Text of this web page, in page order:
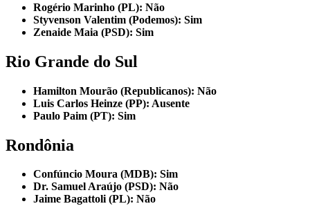
Rogério Marinho (PL): Não
Styvenson Valentim (Podemos): Sim
Zenaide Maia (PSD): Sim
Rio Grande do Sul
Hamilton Mourão (Republicanos): Não
Luis Carlos Heinze (PP): Ausente
Paulo Paim (PT): Sim
Rondônia
Confúncio Moura (MDB): Sim
Dr. Samuel Araújo (PSD): Não
Jaime Bagattoli (PL): Não